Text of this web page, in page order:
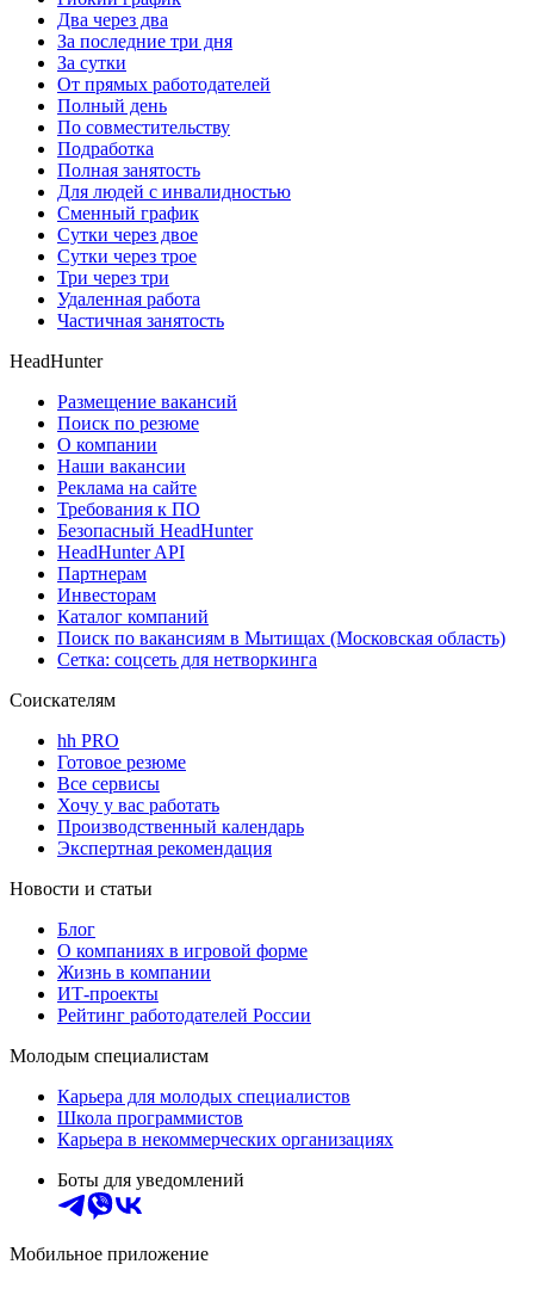
Два через два
За последние три дня
За сутки
От прямых работодателей
Полный день
По совместительству
Подработка
Полная занятость
Для людей с инвалидностью
Сменный график
Сутки через двое
Сутки через трое
Три через три
Удаленная работа
Частичная занятость
HeadHunter
Размещение вакансий
Поиск по резюме
О компании
Наши вакансии
Реклама на сайте
Требования к ПО
Безопасный HeadHunter
HeadHunter API
Партнерам
Инвесторам
Каталог компаний
Поиск по вакансиям в Мытищах (Московская область)
Сетка: соцсеть для нетворкинга
Соискателям
hh PRO
Готовое резюме
Все сервисы
Хочу у вас работать
Производственный календарь
Экспертная рекомендация
Новости и статьи
Блог
О компаниях в игровой форме
Жизнь в компании
ИТ-проекты
Рейтинг работодателей России
Молодым специалистам
Карьера для молодых специалистов
Школа программистов
Карьера в некоммерческих организациях
Боты для уведомлений
Мобильное приложение